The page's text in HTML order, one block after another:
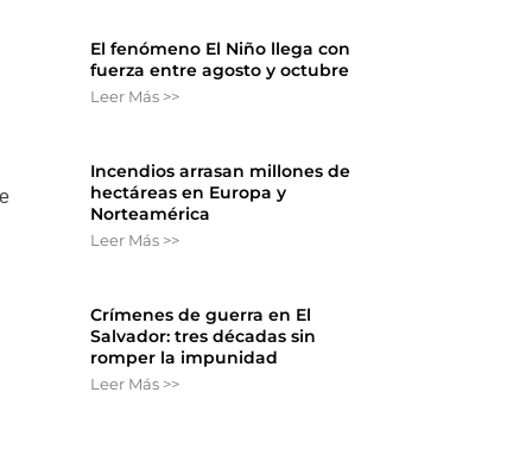
El fenómeno El Niño llega con
fuerza entre agosto y octubre
Leer Más >>
Incendios arrasan millones de
hectáreas en Europa y
Norteamérica
Leer Más >>
Crímenes de guerra en El
Salvador: tres décadas sin
romper la impunidad
Leer Más >>